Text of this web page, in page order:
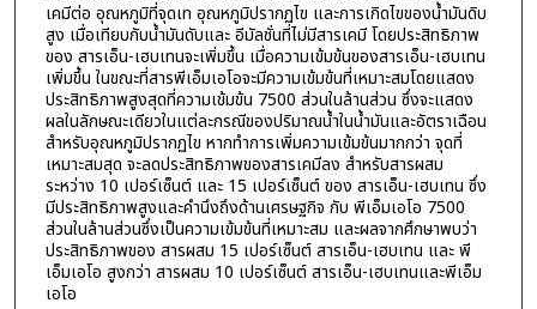
เคมีต่อ อุณหภูมิที่จุดเท อุณหภูมิปรากฏไข และการเกิดไขของน้ำมันดิบ
สูง เมื่อเทียบกับน้ำมันดับและ อีมัลชั่นที่ไม่มีสารเคมี โดยประสิทธิภาพ
ของ สารเอ็น-เฮบเทนจะเพิ่มขึ้น เมื่อความเข้มข้นของสารเอ็น-เฮบเทน
เพิ่มขึ้น ในขณะที่สารพีเอ็มเอโอจะมีความเข้มข้นที่เหมาะสมโดยแสดง
ประสิทธิภาพสูงสุดที่ความเข้มข้น 7500 ส่วนในล้านส่วน ซึ่งจะแสดง
ผลในลักษณะเดียวในแต่ละกรณีของปริมาณน้ำในน้ำมันและอัตราเฉือน
สำหรับอุณหภูมิปรากฏไข หากทำการเพิ่มความเข้มข้นมากกว่า จุดที่
เหมาะสมสุด จะลดประสิทธิภาพของสารเคมีลง สำหรับสารผสม
ระหว่าง 10 เปอร์เซ็นต์ และ 15 เปอร์เซ็นต์ ของ สารเอ็น-เฮบเทน ซึ่ง
มีประสิทธิภาพสูงและคำนึงถึงด้านเศรษฐกิจ กับ พีเอ็มเอโอ 7500
ส่วนในล้านส่วนซึ่งเป็นความเข้มข้นที่เหมาะสม และผลจากศึกษาพบว่า
ประสิทธิภาพของ สารผสม 15 เปอร์เซ็นต์ สารเอ็น-เฮบเทน และ พี
เอ็มเอโอ สูงกว่า สารผสม 10 เปอร์เซ็นต์ สารเอ็น-เฮบเทนและพีเอ็ม
เอโอ